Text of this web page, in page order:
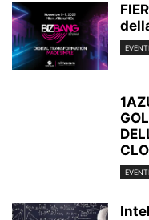
EVENTI
EVENTI